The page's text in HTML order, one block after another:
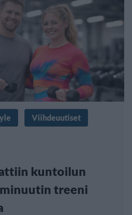
Viihdeuutiset
kuntoilun
treeni